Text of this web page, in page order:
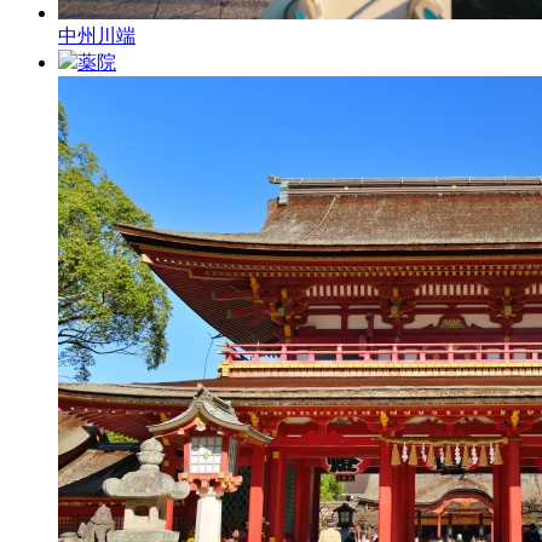
中州川端
薬院